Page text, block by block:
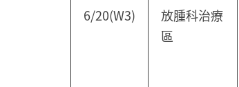
6/20(W3)
放腫科治療
區